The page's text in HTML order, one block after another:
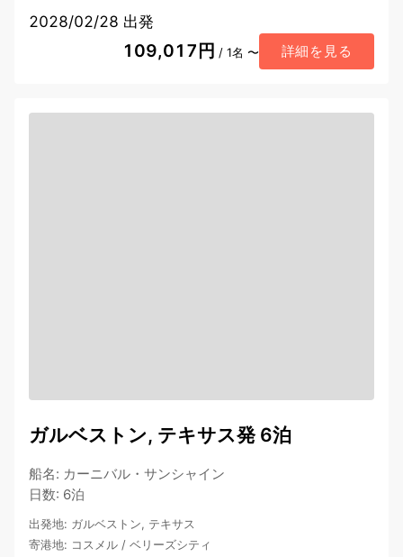
2028/02/28 出発
109,017円 / 1名 〜 詳細を見る
ガルベストン, テキサス発 6泊
船名: カーニバル・サンシャイン
日数: 6泊
出発地: ガルベストン, テキサス
寄港地: コスメル / ベリーズシティ